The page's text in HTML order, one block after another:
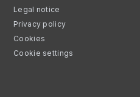
Legal notice
Privacy policy
Cookies
Cookie settings